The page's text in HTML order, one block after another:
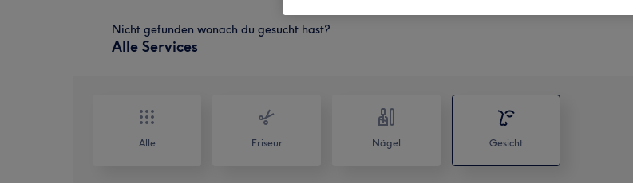
Nicht gefunden wonach du gesucht hast?
Alle Services
Alle Friseur Nägel Gesicht